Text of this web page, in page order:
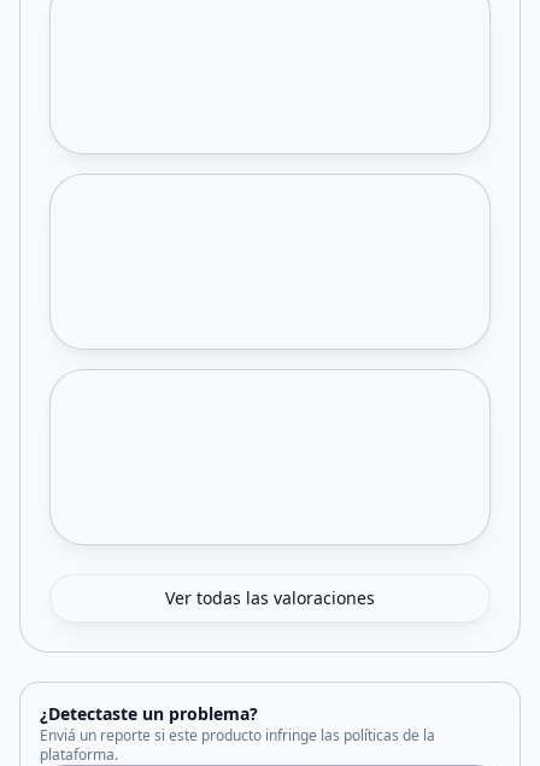
Ver todas las valoraciones
¿Detectaste un problema?
Enviá un reporte si este producto infringe las políticas de la
plataforma.